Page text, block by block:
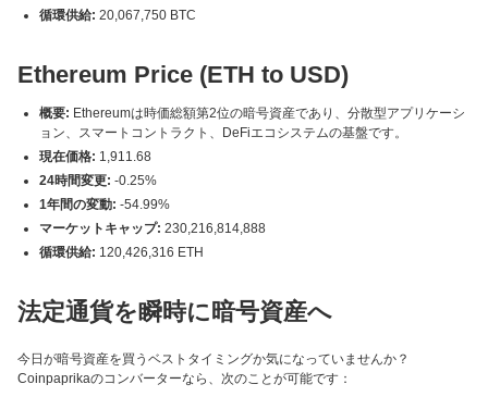
循環供給: 20,067,750 BTC
Ethereum Price (ETH to USD)
概要: Ethereumは時価総額第2位の暗号資産であり、分散型アプリケーシ
ョン、スマートコントラクト、DeFiエコシステムの基盤です。
現在価格: 1,911.68
24時間変更: -0.25%
1年間の変動: -54.99%
マーケットキャップ: 230,216,814,888
循環供給: 120,426,316 ETH
法定通貨を瞬時に暗号資産へ
今日が暗号資産を買うベストタイミングか気になっていませんか？
Coinpaprikaのコンバーターなら、次のことが可能です：